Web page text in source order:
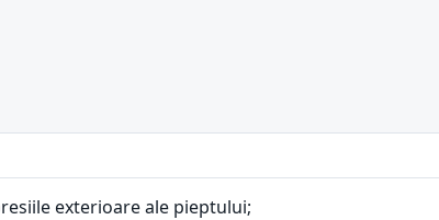
exterioare ale pieptului;